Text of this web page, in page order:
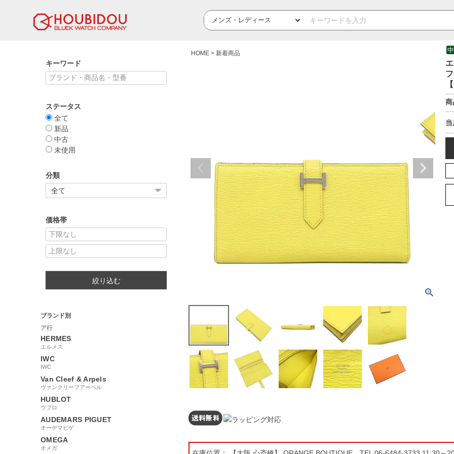
キーワード
ステータス
全て
新品
中古
未使用
分類
価格帯
絞り込む
ブランド別
ア行
HERMES
エルメス
IWC
IWC
Van Cleef & Arpels
ヴァンクリーフアーペル
HUBLOT
ウブロ
AUDEMARS PIGUET
オーデマピゲ
OMEGA
オメガ
HOME 新着商品
商
当